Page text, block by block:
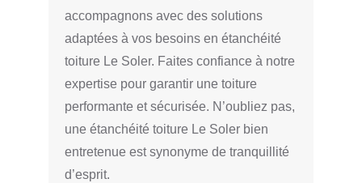
accompagnons avec des solutions
adaptées à vos besoins en étanchéité
toiture Le Soler. Faites confiance à notre
expertise pour garantir une toiture
performante et sécurisée. N’oubliez pas,
une étanchéité toiture Le Soler bien
entretenue est synonyme de tranquillité
d’esprit.